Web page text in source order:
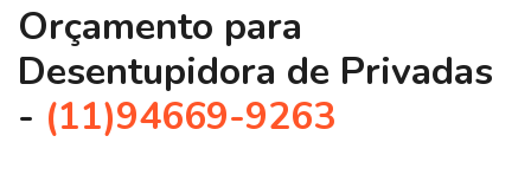
Orçamento para
Desentupidora de Privadas
- (11)94669-9263